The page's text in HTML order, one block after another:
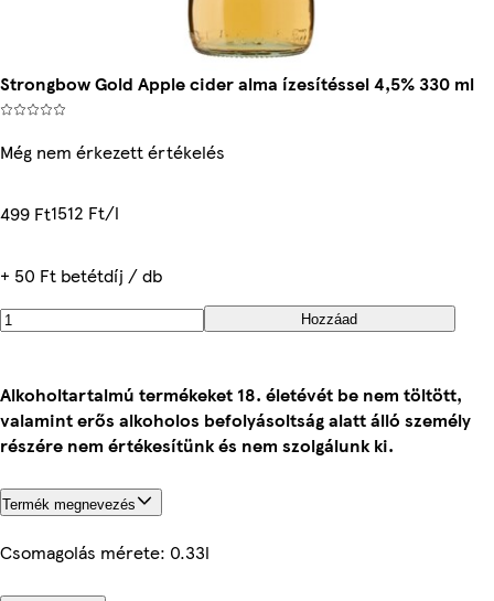
Strongbow Gold Apple cider alma ízesítéssel 4,5% 330 ml
Még nem érkezett értékelés
499 Ft1512 Ft/l
+ 50 Ft betétdíj / db
Hozzáad
Alkoholtartalmú termékeket 18. életévét be nem töltött,
valamint erős alkoholos befolyásoltság alatt álló személy
részére nem értékesítünk és nem szolgálunk ki.
Termék megnevezés
Csomagolás mérete: 0.33l